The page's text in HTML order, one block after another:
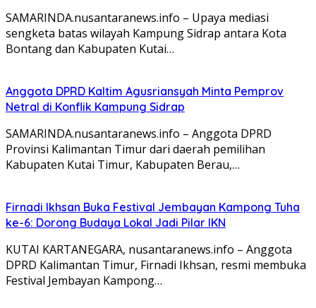
SAMARINDA.nusantaranews.info – Upaya mediasi
sengketa batas wilayah Kampung Sidrap antara Kota
Bontang dan Kabupaten Kutai…
Anggota DPRD Kaltim Agusriansyah Minta Pemprov
Netral di Konflik Kampung Sidrap
SAMARINDA.nusantaranews.info – Anggota DPRD
Provinsi Kalimantan Timur dari daerah pemilihan
Kabupaten Kutai Timur, Kabupaten Berau,…
Firnadi Ikhsan Buka Festival Jembayan Kampong Tuha
ke-6: Dorong Budaya Lokal Jadi Pilar IKN
KUTAI KARTANEGARA, nusantaranews.info – Anggota
DPRD Kalimantan Timur, Firnadi Ikhsan, resmi membuka
Festival Jembayan Kampong…